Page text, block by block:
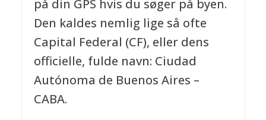
på din GPS hvis du søger på byen.
Den kaldes nemlig lige så ofte
Capital Federal (CF), eller dens
officielle, fulde navn: Ciudad
Autónoma de Buenos Aires –
CABA.